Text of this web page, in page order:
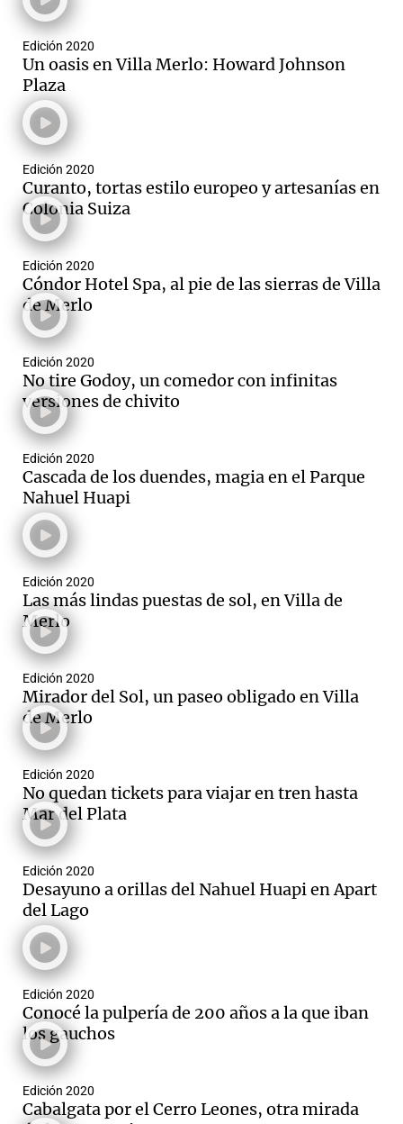
Edición 2020
Un oasis en Villa Merlo: Howard Johnson
Plaza
Edición 2020
Curanto, tortas estilo europeo y artesanías en
Colonia Suiza
Edición 2020
Cóndor Hotel Spa, al pie de las sierras de Villa
de Merlo
Edición 2020
No tire Godoy, un comedor con infinitas
versiones de chivito
Edición 2020
Cascada de los duendes, magia en el Parque
Nahuel Huapi
Edición 2020
Las más lindas puestas de sol, en Villa de
Merlo
Edición 2020
Mirador del Sol, un paseo obligado en Villa
de Merlo
Edición 2020
No quedan tickets para viajar en tren hasta
Mar del Plata
Edición 2020
Desayuno a orillas del Nahuel Huapi en Apart
del Lago
Edición 2020
Conocé la pulpería de 200 años a la que iban
los gauchos
Edición 2020
Cabalgata por el Cerro Leones, otra mirada
Mundial 2026
Cadena 3